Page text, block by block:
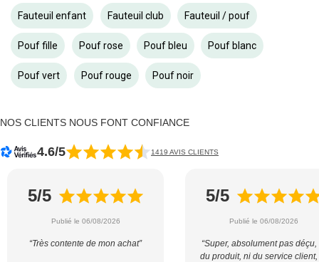
Fauteuil enfant Fauteuil club Fauteuil / pouf
Pouf fille Pouf rose Pouf bleu Pouf blanc
Pouf vert Pouf rouge Pouf noir
NOS CLIENTS NOUS FONT CONFIANCE
4.6/5 1419 AVIS CLIENTS
5/5
Publié le 06/08/2026
“Très contente de mon achat”
5/5
Publié le 06/08/2026
“Super, absolument pas déçu,
du produit, ni du service